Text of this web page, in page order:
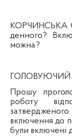
КОРЧИНСЬКА
денного? В
можна?
ГОЛОВУЮЧИЙ.
Прошу
роботу
затвердженого.
включення до
були включені